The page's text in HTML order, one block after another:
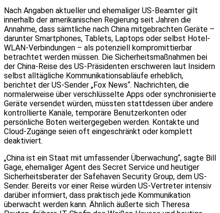
Nach Angaben aktueller und ehemaliger US-Beamter gilt
innerhalb der amerikanischen Regierung seit Jahren die
Annahme, dass sämtliche nach China mitgebrachten Geräte –
darunter Smartphones, Tablets, Laptops oder selbst Hotel-
WLAN-Verbindungen – als potenziell kompromittierbar
betrachtet werden müssen. Die Sicherheitsmaßnahmen bei
der China-Reise des US-Präsidenten erschweren laut Insidern
selbst alltägliche Kommunikationsabläufe erheblich,
berichtet der US-Sender „Fox News“. Nachrichten, die
normalerweise über verschlüsselte Apps oder synchronisierte
Geräte versendet würden, müssten stattdessen über andere
kontrollierte Kanäle, temporäre Benutzerkonten oder
persönliche Boten weitergegeben werden. Kontakte und
Cloud-Zugänge seien oft eingeschränkt oder komplett
deaktiviert.
„China ist ein Staat mit umfassender Überwachung“, sagte Bill
Gage, ehemaliger Agent des Secret Service und heutiger
Sicherheitsberater der Safehaven Security Group, dem US-
Sender. Bereits vor einer Reise würden US-Vertreter intensiv
darüber informiert, dass praktisch jede Kommunikation
überwacht werden kann. Ähnlich äußerte sich Theresa